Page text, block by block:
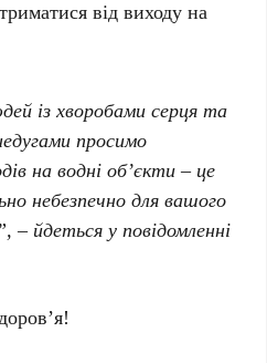
від виходу на
із хворобами серця та
просимо
на водні об’єкти – це
небезпечно для вашого
йдеться у повідомленні